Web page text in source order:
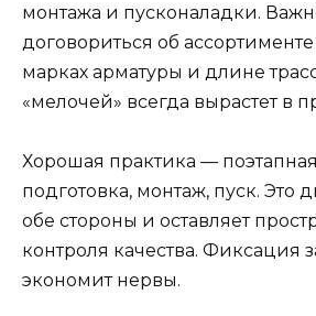
монтажа и пусконаладки.
договориться об
марках арматуры и длине
«мелочей» всегда вырастет в
Хорошая практика — поэтапная
подготовка, монтаж, пуск. Это
обе стороны и оставляет
контроля качества. Фиксация
экономит нервы.